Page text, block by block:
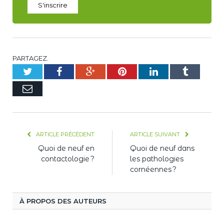
S'inscrire
PARTAGEZ.
TwitterFacebookGoogle+PinterestLinkedInTumblr
E-
ARTICLE PRÉCÉDENT
Quoi de neuf en
contactologie ?
ARTICLE SUIVANT
Quoi de neuf dans
les pathologies
cornéennes ?
À PROPOS DES AUTEURS